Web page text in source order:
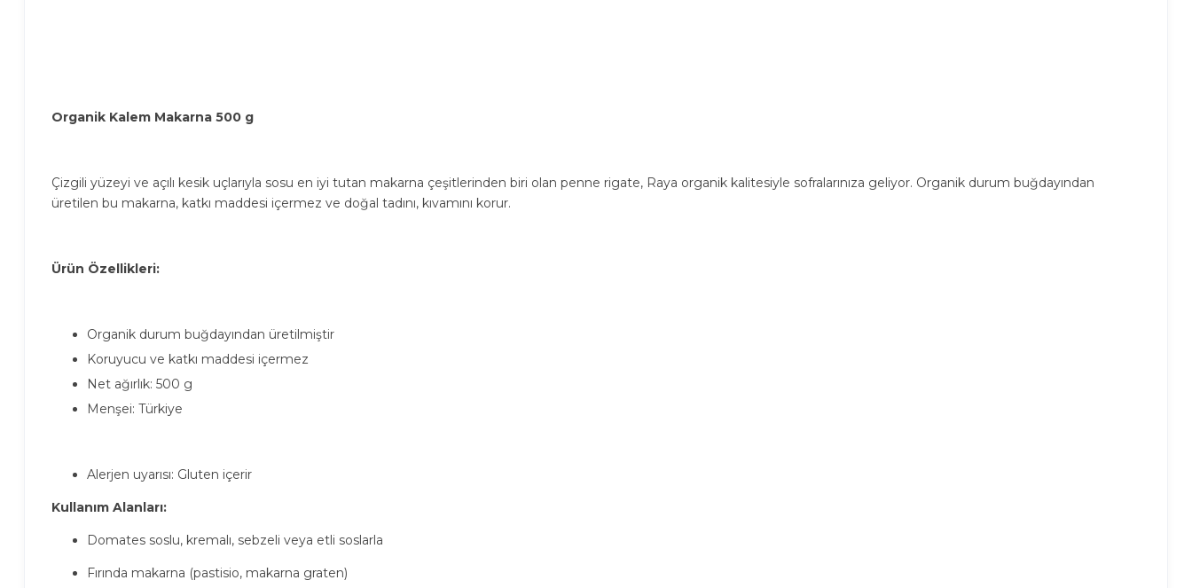
Organik Kalem Makarna 500 g
Çizgili yüzeyi ve açılı kesik uçlarıyla sosu en iyi tutan makarna çeşitlerinden biri olan penne rigate, Raya organik kalitesiyle sofralarınıza geliyor. Organik durum buğdayından
üretilen bu makarna, katkı maddesi içermez ve doğal tadını, kıvamını korur.
Ürün Özellikleri:
Organik durum buğdayından üretilmiştir
Koruyucu ve katkı maddesi içermez
Net ağırlık: 500 g
Menşei: Türkiye
Alerjen uyarısı: Gluten içerir
Kullanım Alanları:
Domates soslu, kremalı, sebzeli veya etli soslarla
Fırında makarna (pastisio, makarna graten)